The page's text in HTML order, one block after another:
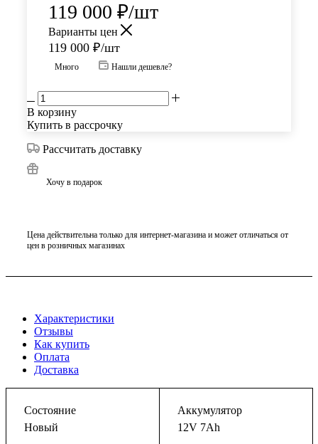
119 000 ₽/шт
Варианты цен
119 000 ₽/шт
Много Нашли дешевле?
В корзину
Купить в рассрочку
Рассчитать доставку
Хочу в подарок
Цена действительна только для интернет-магазина и может отличаться от
цен в розничных магазинах
Характеристики
Отзывы
Как купить
Оплата
Доставка
Состояние
Новый
Аккумулятор
12V 7Ah